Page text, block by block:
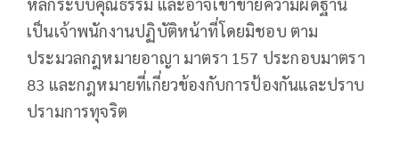
เป็นเจ้าพนักงานปฏิบัติหน้าที่โดยมิชอบ ตาม
ประมวลกฎหมายอาญา มาตรา 157 ประกอบมาตรา
83 และกฎหมายที่เกี่ยวข้องกับการป้องกันและปราบ
ปรามการทุจริต